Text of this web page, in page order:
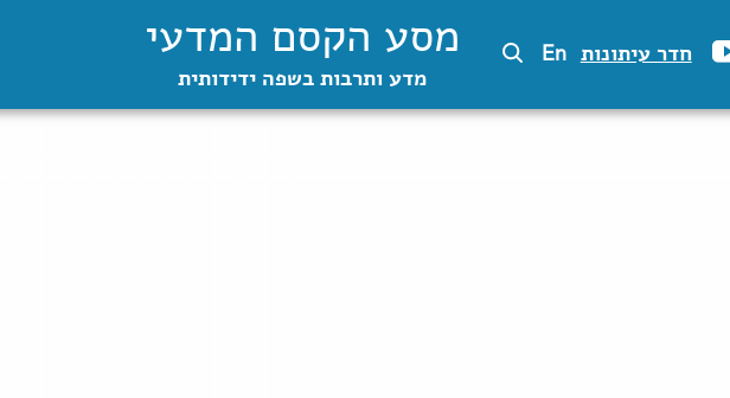
חדר עיתונות En מסע הקסם המדעי
מדע ותרבות בשפה ידידותית